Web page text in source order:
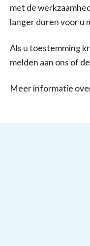
met de
langer duren voor u
Als u toestemming
melden aan ons of
Meer informatie